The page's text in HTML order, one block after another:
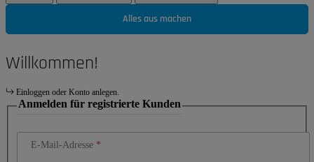
Alles aus machen
Willkommen!
Einloggen oder Konto anlegen.
Anmelden für registrierte Kunden
E-Mail-Adresse